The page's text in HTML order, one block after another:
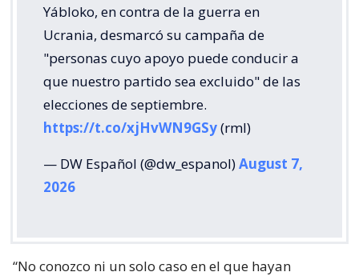
Yábloko, en contra de la guerra en
Ucrania, desmarcó su campaña de
"personas cuyo apoyo puede conducir a
que nuestro partido sea excluido" de las
elecciones de septiembre.
https://t.co/xjHvWN9GSy(rml)
— DW Español (@dw_espanol)August 7,
2026
“No conozco ni un solo caso en el que hayan